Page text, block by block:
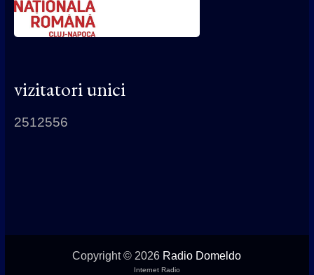
vizitatori unici
2512556
Copyright © 2026 Radio Domeldo
Internet Radio